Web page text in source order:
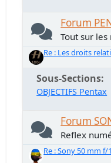
Forum
Tout sur
Re : Les droits
Sous-Sections
OBJECTIFS Pentax
Forum
Reflex
Re : Sony 50 mm f/